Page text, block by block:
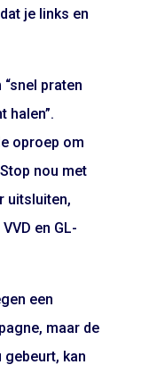
je links en
praten
halen”.
oproep om
nou met
uitsluiten,
en GL-
een
maar de
kan